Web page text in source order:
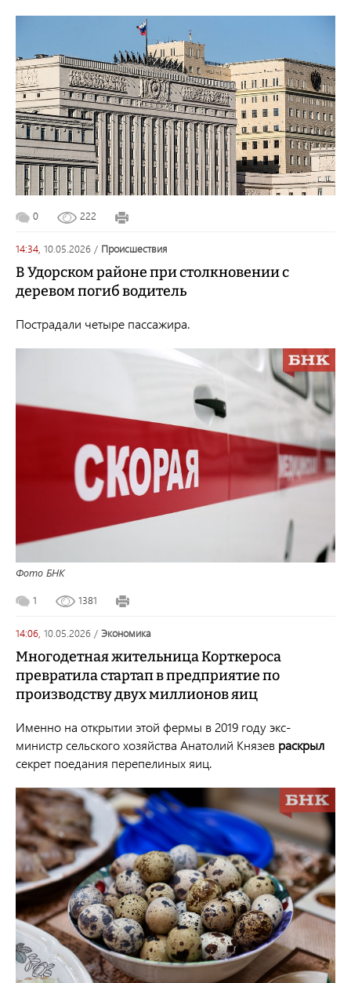
0 222
14:34, 10.05.2026 / происшествия
В Удорском районе при столкновении с
деревом погиб водитель
Пострадали четыре пассажира.
Фото БНК
1 1381
14:06, 10.05.2026 / экономика
Многодетная жительница Корткероса
превратила стартап в предприятие по
производству двух миллионов яиц
Именно на открытии этой фермы в 2019 году экс-
министр сельского хозяйства Анатолий Князев раскрыл
секрет поедания перепелиных яиц.